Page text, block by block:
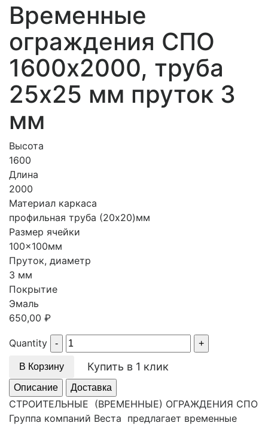
Временные
ограждения СПО
1600х2000, труба
25х25 мм пруток 3
мм
Высота
1600
Длина
2000
Материал каркаса
профильная труба (20х20)мм
Размер ячейки
100x100мм
Пруток, диаметр
3 мм
Покрытие
Эмаль
650,00 ₽
Quantity
В Корзину Купить в 1 клик
Описание Доставка
СТРОИТЕЛЬНЫЕ (ВРЕМЕННЫЕ) ОГРАЖДЕНИЯ СПО
Группа компаний Веста предлагает временные